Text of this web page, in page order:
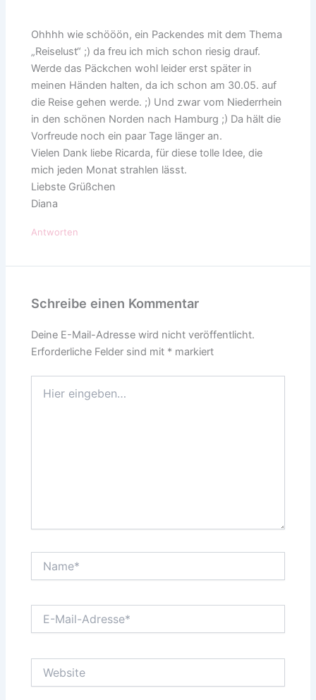
Ohhhh wie schööön, ein Packendes mit dem Thema
„Reiselust“ ;) da freu ich mich schon riesig drauf.
Werde das Päckchen wohl leider erst später in
meinen Händen halten, da ich schon am 30.05. auf
die Reise gehen werde. ;) Und zwar vom Niederrhein
in den schönen Norden nach Hamburg ;) Da hält die
Vorfreude noch ein paar Tage länger an.
Vielen Dank liebe Ricarda, für diese tolle Idee, die
mich jeden Monat strahlen lässt.
Liebste Grüßchen
Diana
Antworten
Schreibe einen Kommentar
Deine E-Mail-Adresse wird nicht veröffentlicht.
Erforderliche Felder sind mit * markiert
eingeben…
Mail-